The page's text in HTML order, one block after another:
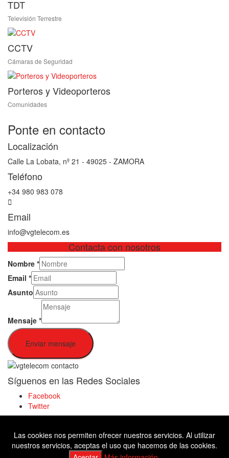
TDT
Televisión Terrestre
CCTV
Cámaras de Seguridad
Porteros y Videoporteros
Comunidades
Ponte en contacto
Localización
Calle La Lobata, nº 21 - 49025 - ZAMORA
Teléfono
+34 980 983 078
Email
info@vgtelecom.es
Contacta con nosotros
Nombre *
Email *
Asunto
Mensaje *
Enviar mensaje
Síguenos en las Redes Sociales
Facebook
Twitter
Facebook
Las cookies nos permiten ofrecer nuestros servicios. Al utilizar
nuestros servicios, aceptas el uso que hacemos de las cookies.